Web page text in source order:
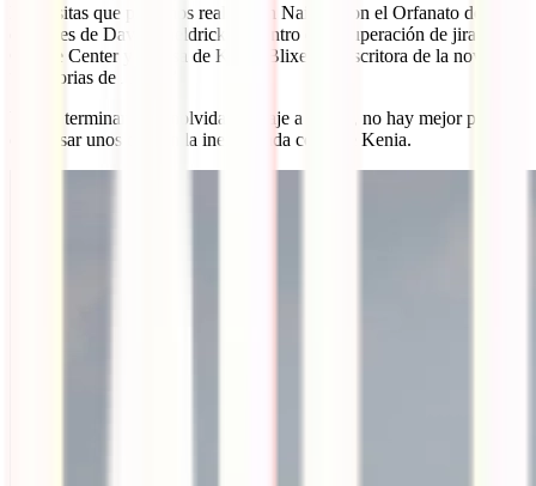
Las visitas que podemos realizar en Nairobi son el Orfanato de
elefantes de David Sheldrick, el centro de recuperación de jirafas
Giraffe Center y la casa de Karen Blixen, la escritora de la novela
“Memorias de África”
Y para terminar este inolvidable viaje a Kenia, no hay mejor plan
que pasar unos días en la inexplorada costa de Kenia.